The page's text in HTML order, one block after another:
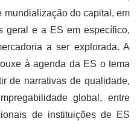
mundialização do capital, em
geral e a ES em específico,
a ser explorada. A
à agenda da ES o tema
de narrativas de qualidade,
global, entre
de instituições de ES